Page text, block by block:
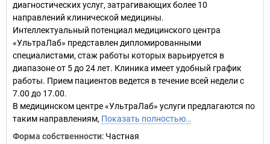
диагностических услуг, затрагивающих более 10
направлений клинической медицины.
Интеллектуальный потенциал медицинского центра
«УльтраЛаб» представлен дипломированными
специалистами, стаж работы которых варьируется в
диапазоне от 5 до 24 лет. Клиника имеет удобный график
работы. Прием пациентов ведется в течение всей недели с
7.00 до 17.00.
В медицинском центре «УльтраЛаб» услуги предлагаются по
таким направлениям, Показать полностью…
Форма собственности: Частная